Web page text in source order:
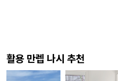
활용 만렙 나시 추천